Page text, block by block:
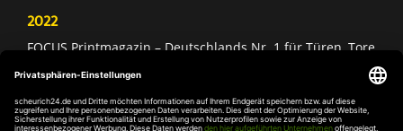
2022
FOCUS Printmagazin – Deutschlands Nr. 1 für Türen, Tore
Deutschland Test – Bester Onlineshop 2022
FOCUS Money – Branchensieger „Rund ums Haus“
DIE WELT – Service-Champion im erlebten Kundenservice